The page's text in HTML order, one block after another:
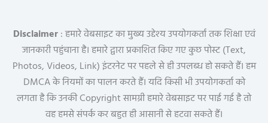
Disclaimer: हमारे वेबसाइट का मुख्य उद्देश्य उपयोगकर्ता तक शिक्षा एवं
जानकारी पहुंचाना है। हमारे द्वारा प्रकाशित किए गए कुछ पोस्ट (Text,
Photos, Videos, Link) इंटरनेट पर पहले से ही उपलब्ध हो सकते हैं। हम
DMCA के नियमों का पालन करते हैं। यदि किसी भी उपयोगकर्ता को
लगता है कि उनकी Copyright सामग्री हमारे वेबसाइट पर पाई गई है तो
वह हमसे संपर्क कर बहुत ही आसानी से हटवा सकते हैं।